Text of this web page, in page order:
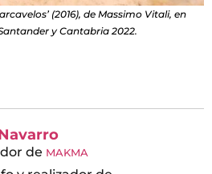
(2016), de Massimo Vitali, en
y Cantabria 2022.
de MAKMA